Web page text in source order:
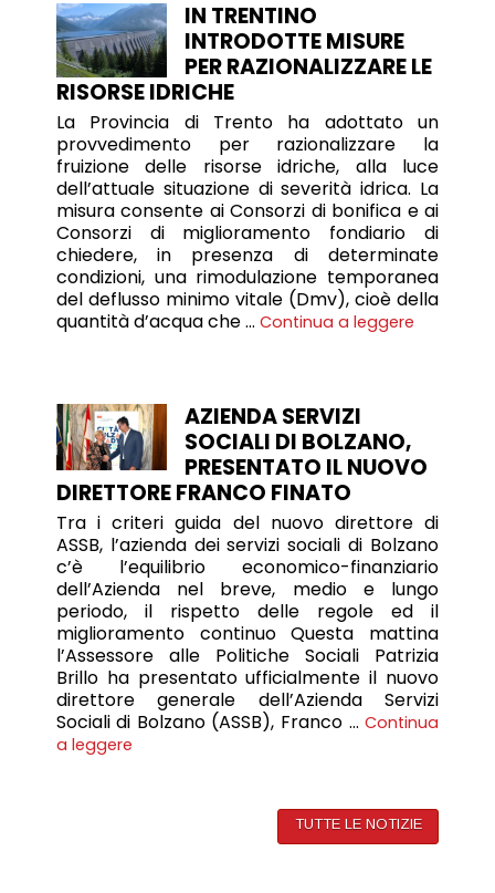
IN TRENTINO
INTRODOTTE MISURE
PER RAZIONALIZZARE LE
RISORSE IDRICHE
La Provincia di Trento ha adottato un
provvedimento per razionalizzare la
fruizione delle risorse idriche, alla luce
dell’attuale situazione di severità idrica. La
misura consente ai Consorzi di bonifica e ai
Consorzi di miglioramento fondiario di
chiedere, in presenza di determinate
condizioni, una rimodulazione temporanea
del deflusso minimo vitale (Dmv), cioè della
quantità d’acqua che … Continua a leggere
AZIENDA SERVIZI
SOCIALI DI BOLZANO,
PRESENTATO IL NUOVO
DIRETTORE FRANCO FINATO
Tra i criteri guida del nuovo direttore di
ASSB, l’azienda dei servizi sociali di Bolzano
c’è l’equilibrio economico-finanziario
dell’Azienda nel breve, medio e lungo
periodo, il rispetto delle regole ed il
miglioramento continuo Questa mattina
l’Assessore alle Politiche Sociali Patrizia
Brillo ha presentato ufficialmente il nuovo
direttore generale dell’Azienda Servizi
Sociali di Bolzano (ASSB), Franco …Continua
a leggere
TUTTE LE NOTIZIE